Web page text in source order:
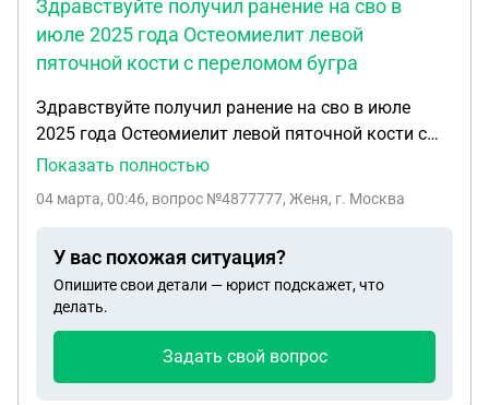
Здравствуйте получил ранение на сво в
июле 2025 года Остеомиелит левой
пяточной кости с переломом бугра
Здравствуйте получил ранение на сво в июле
2025 года Остеомиелит левой пяточной кости с
переломом бугра пяточной кости до сих пор
положили в больницу на операцию жду операции.
чего мне ждать
Показать полностью
04 марта, 00:46, вопрос №4877777, Женя, г. Москва
У вас похожая ситуация?
Опишите свои детали — юрист подскажет, что
делать.
Задать свой вопрос